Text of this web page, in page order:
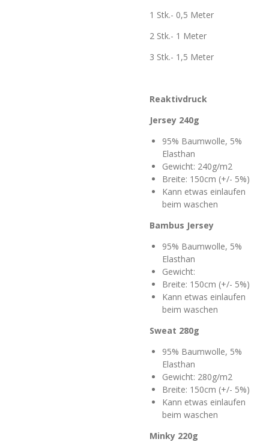
1 Stk.- 0,5 Meter
2 Stk.- 1 Meter
3 Stk.- 1,5 Meter
Reaktivdruck
Jersey 240g
95% Baumwolle, 5%
Elasthan
Gewicht: 240g/m2
Breite: 150cm (+/- 5%)
Kann etwas einlaufen
beim waschen
Bambus Jersey
95% Baumwolle, 5%
Elasthan
Gewicht:
Breite: 150cm (+/- 5%)
Kann etwas einlaufen
beim waschen
Sweat 280g
95% Baumwolle, 5%
Elasthan
Gewicht: 280g/m2
Breite: 150cm (+/- 5%)
Kann etwas einlaufen
beim waschen
Minky 220g